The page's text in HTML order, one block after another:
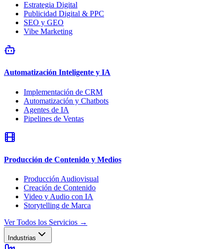
Estrategia Digital
Publicidad Digital & PPC
SEO y GEO
Vibe Marketing
Automatización Inteligente y IA
Implementación de CRM
Automatización y Chatbots
Agentes de IA
Pipelines de Ventas
Producción de Contenido y Medios
Producción Audiovisual
Creación de Contenido
Video y Audio con IA
Storytelling de Marca
Ver Todos los Servicios →
Industrias